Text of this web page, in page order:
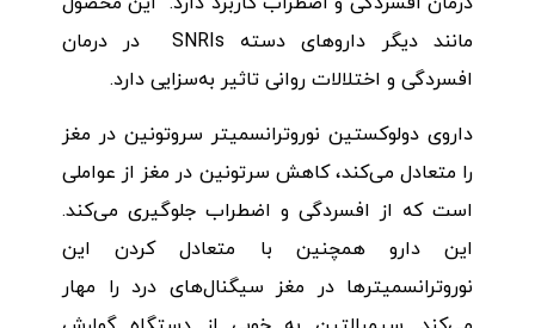
مانند دیگر داروهای دسته SNRIs در درمان
افسردگی و اختلالات روانی تاثیر به‌سزایی دارد.
داروی دولوکستین نوروترانسمیتر سروتونین در مغز
را متعادل می‌کند، کاهش سرتونین در مغز از عواملی
است که از افسردگی و اضطراب جلوگیری می‌کند.
این دارو همچنین با متعادل کردن این
نوروترانسمیترها در مغز سیگنال‌های درد را مهار